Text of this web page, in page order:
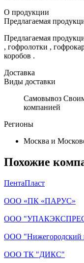
О продукции
Предлагаемая
Предлагаемая
, гофролотки ,
коробов .
Доставка
Виды доставки
Самовывоз
компанией
Регионы
Москва и
Похожие
ПентаПласт
ООО «ПК «ПАРУС»
ООО
ООО "Нижегородский
ООО ТК "ДИКС"